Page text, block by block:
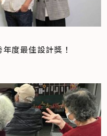
度最佳設計獎！